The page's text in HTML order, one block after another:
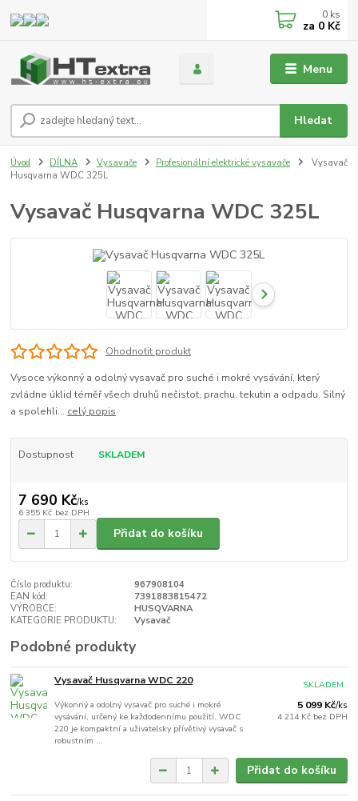
Menu
Hledat
0 ks
za 0 Kč
Úvod DÍLNA Vysavače Profesionální elektrické vysavače
Vysavač
Husqvarna WDC 325L
Vysavač Husqvarna WDC 325L
Ohodnotit produkt
Vysoce výkonný a odolný vysavač pro suché i mokré vysávání, který
zvládne úklid téměř všech druhů nečistot, prachu, tekutin a odpadu. Silný
a spolehli... celý popis
Dostupnost SKLADEM
7 690 Kč/ks
6 355 Kč bez DPH
Přidat do košíku
Číslo produktu:
967908104
EAN kód:
7391883815472
VÝROBCE:
HUSQVARNA
KATEGORIE PRODUKTU:
Vysavač
Podobné produkty
Vysavač Husqvarna WDC 220
Výkonný a odolný vysavač pro suché i mokré
vysávání, určený ke každodennímu použití. WDC
220 je kompaktní a uživatelsky přívětivý vysavač s
robustním ...
5 099 Kč/ks
4 214 Kč bez DPH
SKLADEM
Přidat do košíku